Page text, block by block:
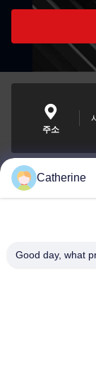
주소
Catherine
Good day, what